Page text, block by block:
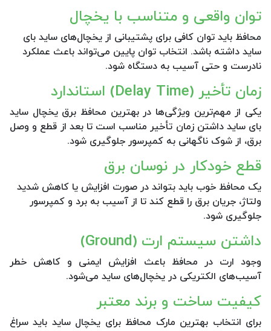
توان واقعی و متناسب با یخچال
محافظ باید توان کافی برای پشتیبانی از یخچال‌های ساید بای
ساید داشته باشد. انتخاب توان پایین می‌تواند باعث عملکرد
نادرست و حتی آسیب به دستگاه شود.
زمان تأخیر (Delay Time) استاندارد
یکی از مهم‌ترین ویژگی‌ها در بهترین محافظ برق یخچال ساید
بای ساید داشتن زمان تأخیر مناسب است تا بعد از قطع و وصل
برق، از شوک ناگهانی به کمپرسور جلوگیری شود.
قطع خودکار در نوسان برق
یک محافظ خوب باید بتواند در صورت افزایش یا کاهش شدید
ولتاژ، جریان برق را قطع کند تا از آسیب به برد و کمپرسور
جلوگیری شود.
داشتن سیستم ارت (Ground)
وجود ارت در محافظ باعث افزایش ایمنی و کاهش خطر
آسیب‌های الکتریکی در یخچال‌های ساید می‌شود.
کیفیت ساخت و برند معتبر
برای انتخاب بهترین مارک محافظ برای یخچال ساید باید سراغ